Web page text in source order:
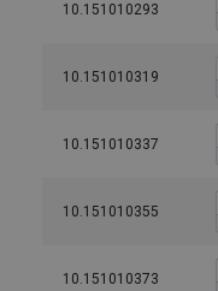
10.151010293
10.151010319
10.151010337
10.151010355
10.151010373